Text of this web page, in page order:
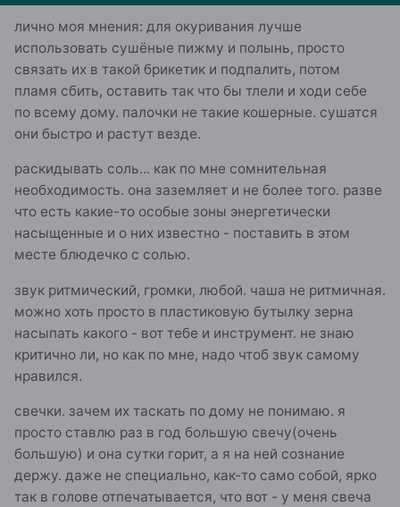
лично моя мнения: для окуривания лучше
использовать сушёные пижму и полынь, просто
связать их в такой брикетик и подпалить, потом
пламя сбить, оставить так что бы тлели и ходи себе
по всему дому. палочки не такие кошерные. сушатся
они быстро и растут везде.
раскидывать соль... как по мне сомнительная
необходимость. она заземляет и не более того. разве
что есть какие-то особые зоны энергетически
насыщенные и о них известно - поставить в этом
месте блюдечко с солью.
звук ритмический, громки, любой. чаша не ритмичная.
можно хоть просто в пластиковую бутылку зерна
насыпать какого - вот тебе и инструмент. не знаю
критично ли, но как по мне, надо чтоб звук самому
нравился.
свечки. зачем их таскать по дому не понимаю. я
просто ставлю раз в год большую свечу(очень
большую) и она сутки горит, а я на ней сознание
держу. даже не специально, как-то само собой, ярко
так в голове отпечатывается, что вот - у меня свеча